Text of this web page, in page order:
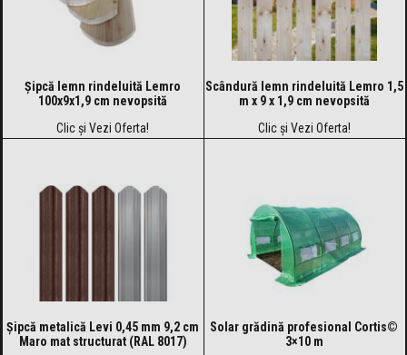
Șipcă lemn rindeluită Lemro
100x9x1,9 cm nevopsită
Clic și Vezi Oferta!
Scândură lemn rindeluită Lemro 1,5
m x 9 x 1,9 cm nevopsită
Clic și Vezi Oferta!
Șipcă metalică Levi 0,45 mm 9,2 cm
Maro mat structurat (RAL 8017)
Solar grădină profesional Cortis©
3×10 m